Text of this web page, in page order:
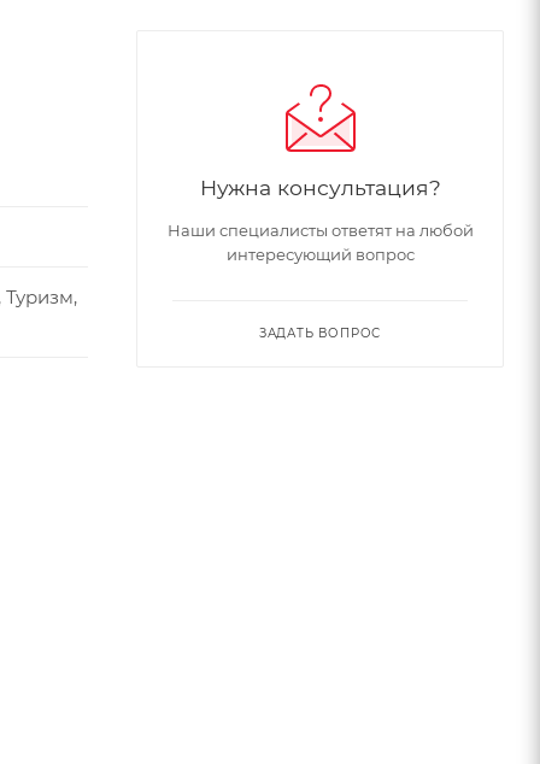
Туризм,
Нужна консультация?
Наши специалисты ответят на любой
интересующий вопрос
ЗАДАТЬ ВОПРОС